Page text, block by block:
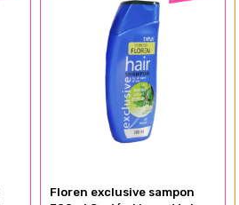
Floren exclusive sampon